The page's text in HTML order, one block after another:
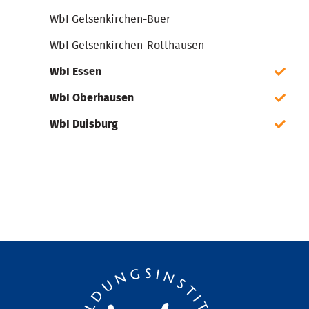
WbI Gelsenkirchen-Buer
WbI Gelsenkirchen-Rotthausen
WbI Essen
WbI Oberhausen
WbI Duisburg